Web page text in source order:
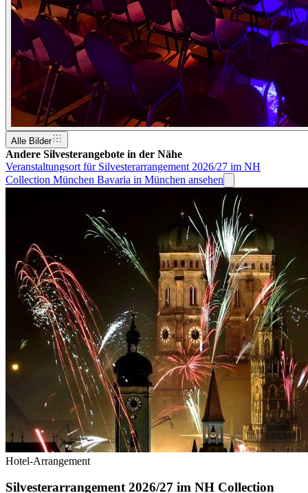
Alle Bilder
Andere Silvesterangebote in der Nähe
Veranstaltungsort für Silvesterarrangement 2026/27 im NH
Collection München Bavaria in München ansehen
Hotel-Arrangement
Silvesterarrangement 2026/27 im NH Collection